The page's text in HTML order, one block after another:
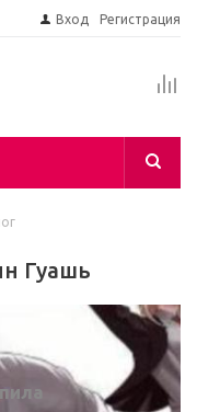
Вход Регистрация
Гуашь